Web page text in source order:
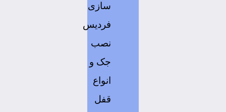
سازی
فردیس
نصب
جک و
انواع
قفل